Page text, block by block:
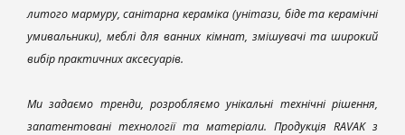
литого мармуру, санітарна кераміка (унітази, біде та керамічні
умивальники), меблі для ванних кімнат, змішувачі та широкий
вибір практичних аксесуарів.
Ми задаємо тренди, розробляємо унікальні технічні рішення,
запатентовані технології та матеріали. Продукція RAVAK з